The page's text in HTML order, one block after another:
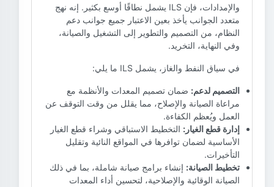
والإمدادات، فإن ILS يشمل نطاقًا أوسع بكثير. إنه نهج
متعدد الجوانب يأخذ بعين الاعتبار جميع جوانب دعم
النظام، من التصميم والتطوير إلى التشغيل والصيانة،
وفي النهاية، التخريد.
في سياق النفط والغاز، يشمل ILS ما يلي:
التصميم لدعم: ضمان تصميم المعدات والأنظمة مع
مراعاة الصيانة والإصلاح، مما يقلل من وقت التوقف عن
العمل ويُعظم الكفاءة.
إدارة قطع الغيار: التخطيط الاستباقي وشراء قطع الغيار
الأساسية لضمان توافرها في المواقع النائية وتقليل
التأخيرات.
تخطيط الصيانة: إنشاء برامج صيانة شاملة، بما في ذلك
الصيانة الوقائية والإصلاحية، لتحسين أداء المعدات